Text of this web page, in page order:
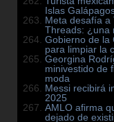
Islas
Meta desafía a
Threads: ¿una
Gobierno de la
para limpiar la
Georgina
minivestido de
moda
Messi recibirá
2025
AMLO afirma
dejado de